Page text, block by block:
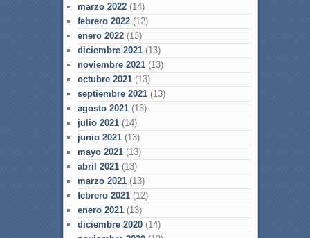
marzo 2022(14)
febrero 2022(12)
enero 2022(13)
diciembre 2021(13)
noviembre 2021(13)
octubre 2021(13)
septiembre 2021(13)
agosto 2021(13)
julio 2021(14)
junio 2021(13)
mayo 2021(13)
abril 2021(13)
marzo 2021(13)
febrero 2021(12)
enero 2021(13)
diciembre 2020(14)